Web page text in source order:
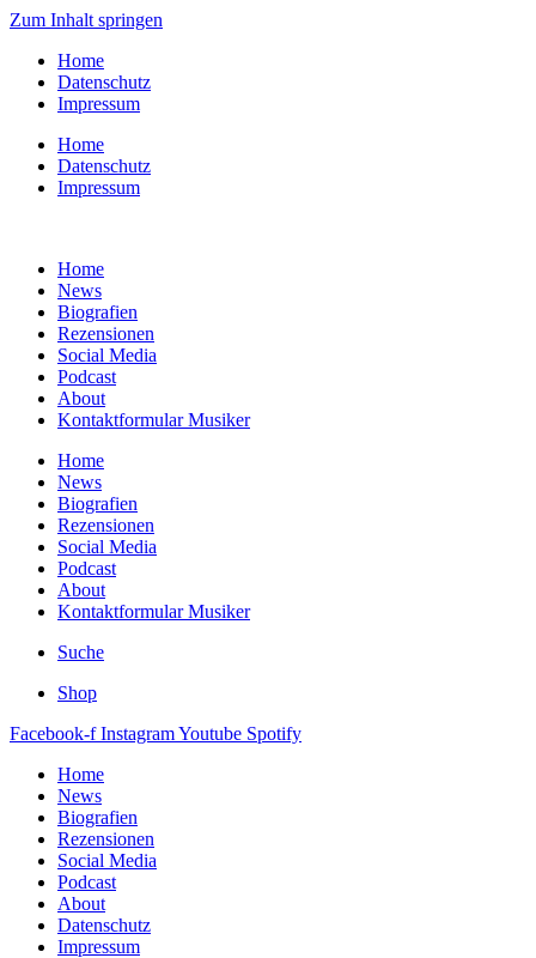
Zum Inhalt springen
Home
Datenschutz
Impressum
Home
Datenschutz
Impressum
Home
News
Biografien
Rezensionen
Social Media
Podcast
About
Kontaktformular Musiker
Home
News
Biografien
Rezensionen
Social Media
Podcast
About
Kontaktformular Musiker
Suche
Shop
Facebook-f InstagramYoutube Spotify
Home
News
Biografien
Rezensionen
Social Media
Podcast
About
Datenschutz
Impressum